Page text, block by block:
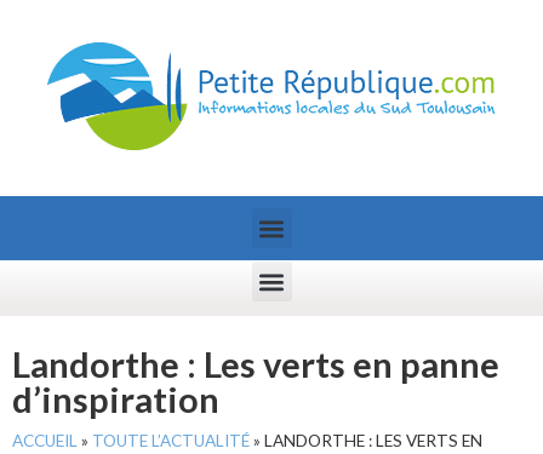
Landorthe : Les verts en panne
d’inspiration
ACCUEIL » TOUTE L’ACTUALITÉ» LANDORTHE : LES VERTS EN